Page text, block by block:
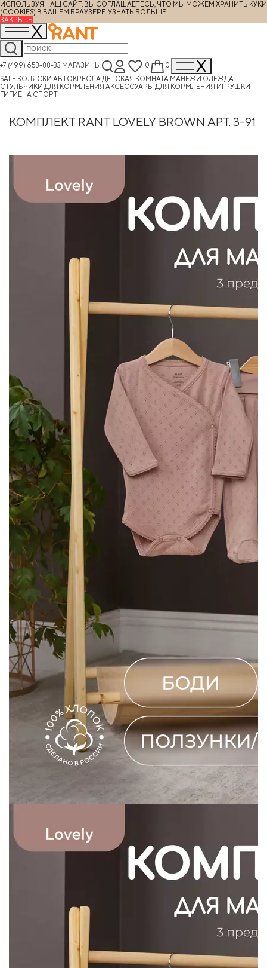
ИСПОЛЬЗУЯ НАШ САЙТ, ВЫ СОГЛАШАЕТЕСЬ, ЧТО МЫ МОЖЕМ ХРАНИТЬ КУКИ
(COOKIES) В ВАШЕМ БРАУЗЕРЕ. УЗНАТЬ БОЛЬШЕ
ЗАКРЫТЬ
+7 (499) 653-88-33 МАГАЗИНЫ 0
0
SALE КОЛЯСКИ АВТОКРЕСЛА ДЕТСКАЯ КОМНАТА МАНЕЖИ ОДЕЖДА
СТУЛЬЧИКИ ДЛЯ КОРМЛЕНИЯ АКСЕССУАРЫ ДЛЯ КОРМЛЕНИЯ ИГРУШКИ
ГИГИЕНА СПОРТ
КОМПЛЕКТ RANT LOVELY BROWN АРТ. 3-91